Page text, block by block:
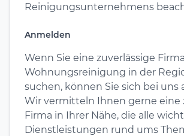
Reinigungsunternehmens
Anmelden
Wenn Sie eine zuverlässige
Wohnungsreinigung in der
suchen, können Sie sich bei uns
Wir vermitteln Ihnen gerne eine
Firma in Ihrer Nähe, die alle
Dienstleistungen rund ums